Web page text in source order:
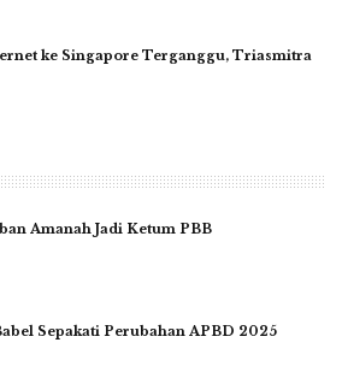
ke Singapore Terganggu, Triasmitra
Amanah Jadi Ketum PBB
Sepakati Perubahan APBD 2025